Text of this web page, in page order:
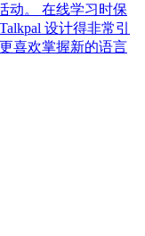
动。 在线学习时保
设计得非常引
喜欢掌握新的语言